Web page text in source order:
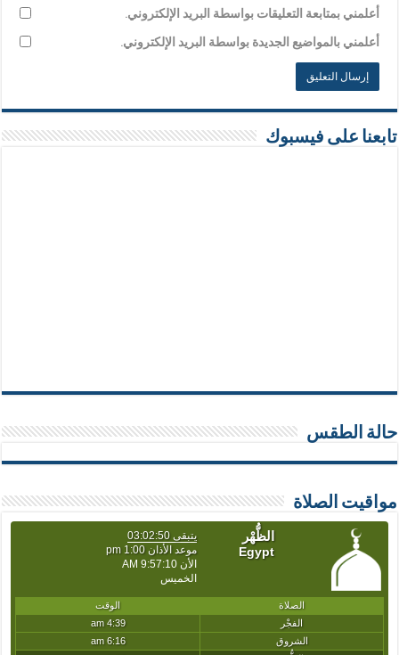
أعلمني بمتابعة التعليقات بواسطة البريد الإلكتروني.
أعلمني بالمواضيع الجديدة بواسطة البريد الإلكتروني.
تابعنا على فيسبوك
حالة الطقس
مواقيت الصلاة